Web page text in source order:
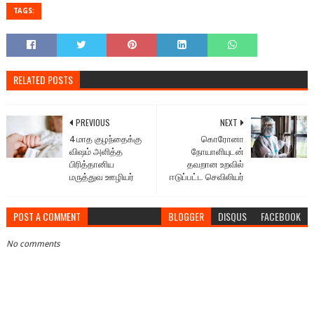
TAGS:
RELATED POSTS
NEXT
கொரோனா
நோயாளியுடன்
தவறான உறவில்
ஈடுப்பட்ட செவிலியர்
PREVIOUS
4 மாத குழந்தைக்கு
விஷம் அளித்த
பிரித்தானிய
மருத்துவ ஊழியர்
POST A COMMENT BLOGGER DISQUS FACEBOOK
No comments